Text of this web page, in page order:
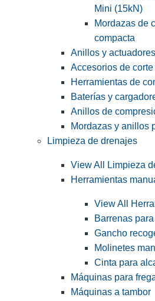
Mini (15kN)
Mordazas de
compacta
Anillos y actuadores
Accesorios de corte
Herramientas de
Baterías y
Anillos de
Mordazas y anillos
Limpieza de drenajes
View All Limpieza
Herramientas
View All
Barrenas
Gancho
Molinetes
Cinta para
Máquinas para
Máquinas a tambor